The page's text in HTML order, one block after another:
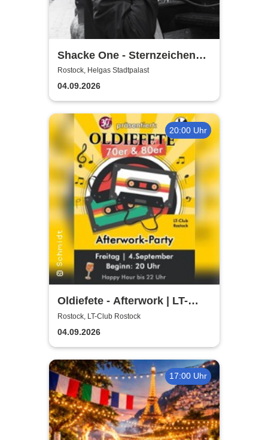
Shacke One - Sternzeichen
Boss Tour
Rostock, Helgas Stadtpalast
04.09.2026
20:00 Uhr
Oldiefete - Afterwork | LT-
Club Rostock
Rostock, LT-Club Rostock
04.09.2026
17:00 Uhr